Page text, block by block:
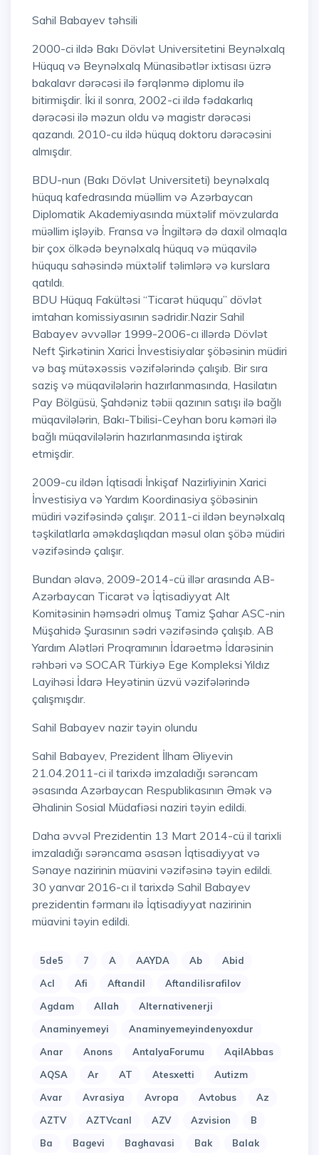
Sahil Babayev təhsili
2000-ci ildə Bakı Dövlət Universitetini Beynəlxalq
Hüquq və Beynəlxalq Münasibətlər ixtisası üzrə
bakalavr dərəcəsi ilə fərqlənmə diplomu ilə
bitirmişdir. İki il sonra, 2002-ci ildə fədakarlıq
dərəcəsi ilə məzun oldu və magistr dərəcəsi
qazandı. 2010-cu ildə hüquq doktoru dərəcəsini
almışdır.
BDU-nun (Bakı Dövlət Universiteti) beynəlxalq
hüquq kafedrasında müəllim və Azərbaycan
Diplomatik Akademiyasında müxtəlif mövzularda
müəllim işləyib. Fransa və İngiltərə də daxil olmaqla
bir çox ölkədə beynəlxalq hüquq və müqavilə
hüququ sahəsində müxtəlif təlimlərə və kurslara
qatıldı.
BDU Hüquq Fakültəsi “Ticarət hüququ” dövlət
imtahan komissiyasının sədridir.Nazir Sahil
Babayev əvvəllər 1999-2006-cı illərdə Dövlət
Neft Şirkətinin Xarici İnvestisiyalar şöbəsinin müdiri
və baş mütəxəssis vəzifələrində çalışıb. Bir sıra
saziş və müqavilələrin hazırlanmasında, Hasilatın
Pay Bölgüsü, Şahdəniz təbii qazının satışı ilə bağlı
müqavilələrin, Bakı-Tbilisi-Ceyhan boru kəməri ilə
bağlı müqavilələrin hazırlanmasında iştirak
etmişdir.
2009-cu ildən İqtisadi İnkişaf Nazirliyinin Xarici
İnvestisiya və Yardım Koordinasiya şöbəsinin
müdiri vəzifəsində çalışır. 2011-ci ildən beynəlxalq
təşkilatlarla əməkdaşlıqdan məsul olan şöbə müdiri
vəzifəsində çalışır.
Bundan əlavə, 2009-2014-cü illər arasında AB-
Azərbaycan Ticarət və İqtisadiyyat Alt
Komitəsinin həmsədri olmuş Tamiz Şahar ASC-nin
Müşahidə Şurasının sədri vəzifəsində çalışıb. AB
Yardım Alətləri Proqramının İdarəetmə İdarəsinin
rəhbəri və SOCAR Türkiyə Ege Kompleksi Yıldız
Layihəsi İdarə Heyətinin üzvü vəzifələrində
çalışmışdır.
Sahil Babayev nazir təyin olundu
Sahil Babayev, Prezident İlham Əliyevin
21.04.2011-ci il tarixdə imzaladığı sərəncam
əsasında Azərbaycan Respublikasının Əmək və
Əhalinin Sosial Müdafiəsi naziri təyin edildi.
Daha əvvəl Prezidentin 13 Mart 2014-cü il tarixli
imzaladığı sərəncama əsasən İqtisadiyyat və
Sənaye nazirinin müavini vəzifəsinə təyin edildi.
30 yanvar 2016-cı il tarixdə Sahil Babayev
prezidentin fərmanı ilə İqtisadiyyat nazirinin
müavini təyin edildi.
5de5 7 A AAYDA Ab
Abid
Acl
Afi Aftandil
Aftandilisrafilov
Agdam
Allah
Alternativenerji
Anaminyemeyi
Anaminyemeyindenyoxdur
Anar
Anons AntalyaForumu
AqilAbbas
AQSA
Ar AT Atesxetti
Autizm
Avar
Avrasiya Avropa Avtobus
Az
AZTV
AZTVcanl AZV Azvision
B
Ba
Bagevi Baghavasi Bak Balak